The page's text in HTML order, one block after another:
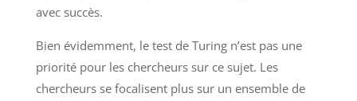
avec succès.
Bien évidemment, le test de Turing n’est pas une
priorité pour les chercheurs sur ce sujet. Les
chercheurs se focalisent plus sur un ensemble de